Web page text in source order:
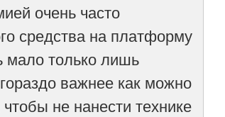
очень часто
средства на платформу
мало только лишь
важнее как можно
не нанести технике